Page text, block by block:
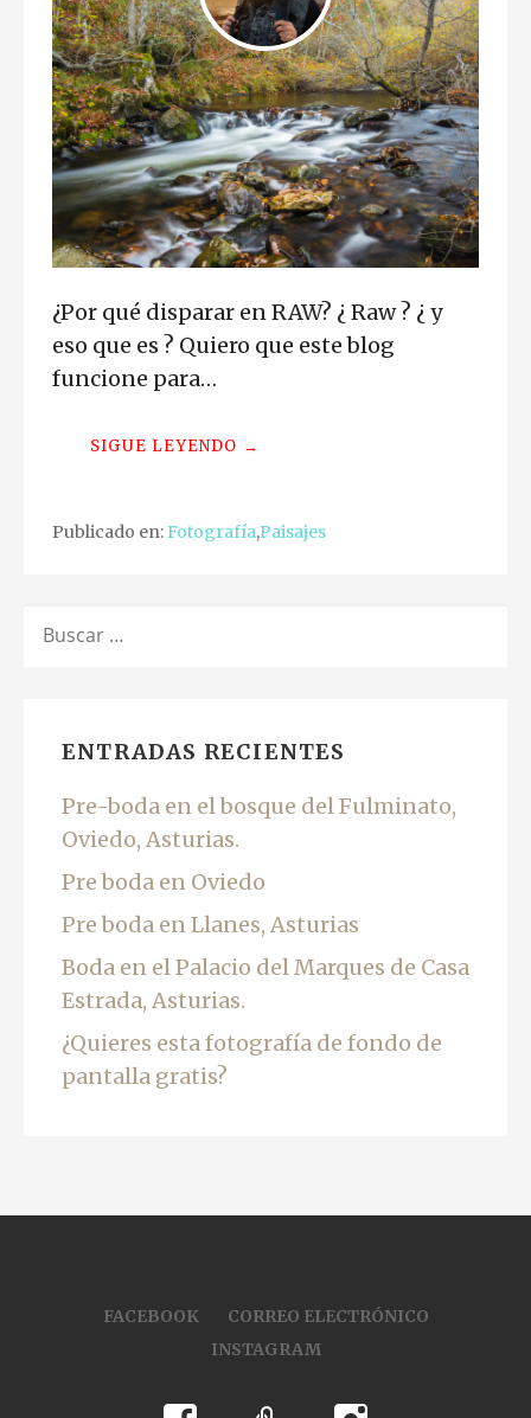
¿Por qué disparar en RAW? ¿ Raw ? ¿ y
eso que es ? Quiero que este blog
funcione para…
SIGUE LEYENDO →
Publicado en:Fotografía,Paisajes
ENTRADAS RECIENTES
Pre-boda en el bosque del Fulminato,
Oviedo, Asturias.
Pre boda en Oviedo
Pre boda en Llanes, Asturias
Boda en el Palacio del Marques de Casa
Estrada, Asturias.
¿Quieres esta fotografía de fondo de
pantalla gratis?
FACEBOOK
CORREO ELECTRÓNICO
INSTAGRAM